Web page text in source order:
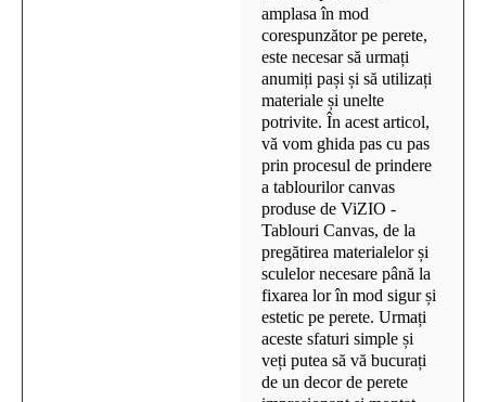
amplasa în mod
corespunzător pe perete,
este necesar să urmați
anumiți pași și să utilizați
materiale și unelte
potrivite. În acest articol,
vă vom ghida pas cu pas
prin procesul de prindere
a tablourilor canvas
produse de ViZIO -
Tablouri Canvas, de la
pregătirea materialelor și
sculelor necesare până la
fixarea lor în mod sigur și
estetic pe perete. Urmați
aceste sfaturi simple și
veți putea să vă bucurați
de un decor de perete